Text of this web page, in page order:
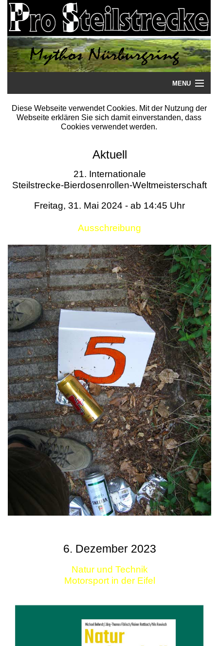
MENU
Startseite
Literatur
Termine
Diese Webseite verwendet Cookies. Mit der Nutzung der
Webseite erklären Sie sich damit einverstanden, dass
Cookies verwendet werden.
Aktuell
21. Internationale
Steilstrecke-Bierdosenrollen-Weltmeisterschaft
Freitag, 31. Mai 2024 - ab 14:45 Uhr
Ausschreibung
6. Dezember 2023
Natur und Technik
Motorsport in der Eifel